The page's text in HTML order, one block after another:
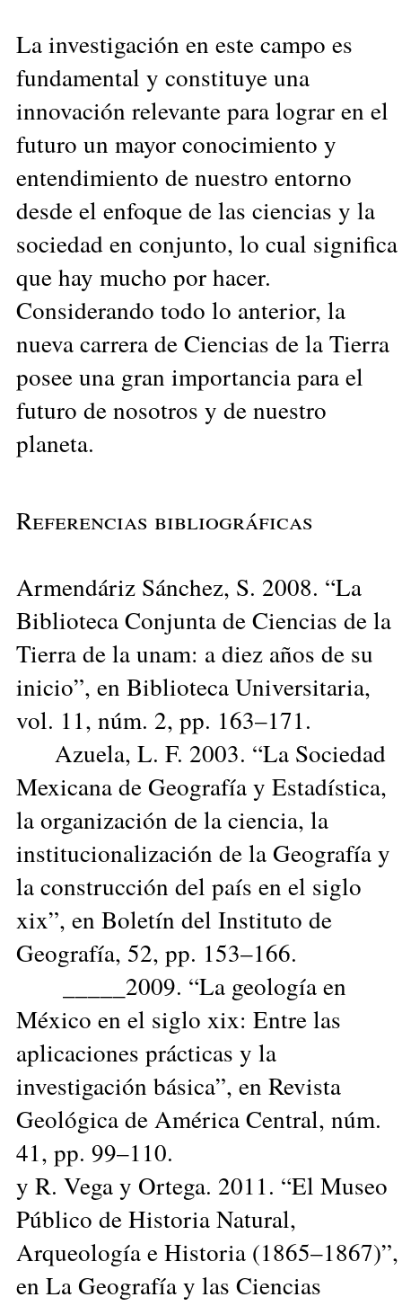
La investigación en este campo es
fundamental y constituye una
innovación relevante para lograr en el
futuro un mayor conocimiento y
entendimiento de nuestro entorno
desde el enfoque de las ciencias y la
sociedad en conjunto, lo cual significa
que hay mucho por hacer.
Considerando todo lo anterior, la
nueva carrera de Ciencias de la Tierra
posee una gran importancia para el
futuro de nosotros y de nuestro
planeta.
Referencias bibliográficas
Armendáriz Sánchez, S. 2008. “La
Biblioteca Conjunta de Ciencias de la
Tierra de la unam: a diez años de su
inicio”, en Biblioteca Universitaria,
vol. 11, núm. 2, pp. 163–171.
Azuela, L. F. 2003. “La Sociedad
Mexicana de Geografía y Estadística,
la organización de la ciencia, la
institucionalización de la Geografía y
la construcción del país en el siglo
xix”, en Boletín del Instituto de
Geografía, 52, pp. 153–166.
_____2009. “La geología en
México en el siglo xix: Entre las
aplicaciones prácticas y la
investigación básica”, en Revista
Geológica de América Central, núm.
41, pp. 99–110.
y R. Vega y Ortega. 2011. “El Museo
Público de Historia Natural,
Arqueología e Historia (1865–1867)”,
en La Geografía y las Ciencias